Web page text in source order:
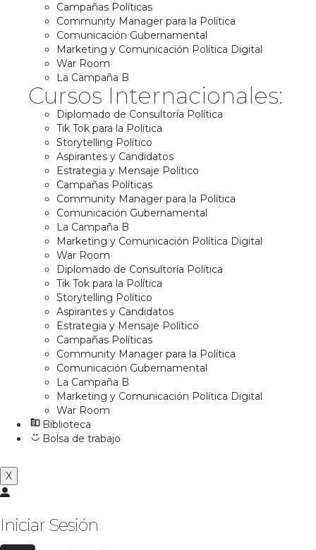
Campañas Políticas
Community Manager para la Política
Comunicación Gubernamental
Marketing y Comunicación Política Digital
War Room
La Campaña B
Cursos Internacionales:
Diplomado de Consultoría Política
Tik Tok para la Política
Storytelling Político
Aspirantes y Candidatos
Estrategia y Mensaje Político
Campañas Políticas
Community Manager para la Política
Comunicación Gubernamental
La Campaña B
Marketing y Comunicación Política Digital
War Room
Diplomado de Consultoría Política
Tik Tok para la Política
Storytelling Político
Aspirantes y Candidatos
Estrategia y Mensaje Político
Campañas Políticas
Community Manager para la Política
Comunicación Gubernamental
La Campaña B
Marketing y Comunicación Política Digital
War Room
Biblioteca
Bolsa de trabajo
X
Iniciar Sesión